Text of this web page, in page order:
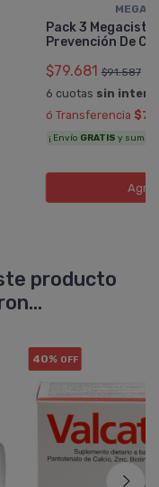
Pack 3
Prevención De
$79.681 $91.587
6 cuotas sin
ó Transferencia
¡ Envío GRATIS y sumás
producto
40% OFF